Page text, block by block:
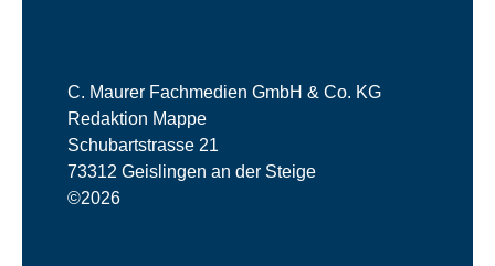
C. Maurer Fachmedien GmbH & Co. KG
Redaktion Mappe
Schubartstrasse 21
73312 Geislingen an der Steige
©2026